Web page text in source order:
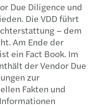
Due Diligence und
Die VDD führt
– dem
Am Ende der
ein Fact Book. Im
der Vendor Due
zur
Fakten und